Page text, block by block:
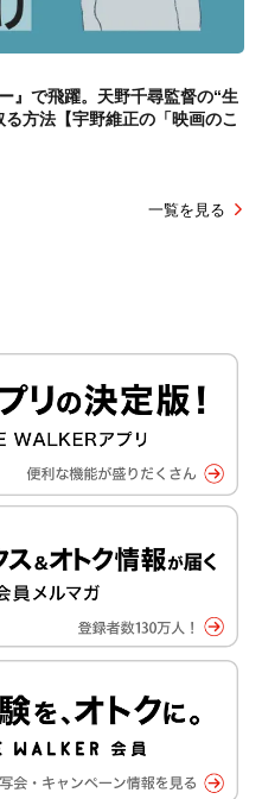
』で飛躍。天野千尋監督の“生
方法【宇野維正の「映画のこ
一覧を見る